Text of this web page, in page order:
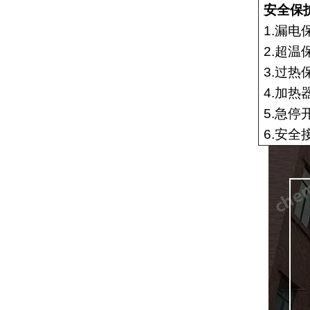
安全保
1.漏电
2.超温
3.过热
4.加热
5.急停
6.安全